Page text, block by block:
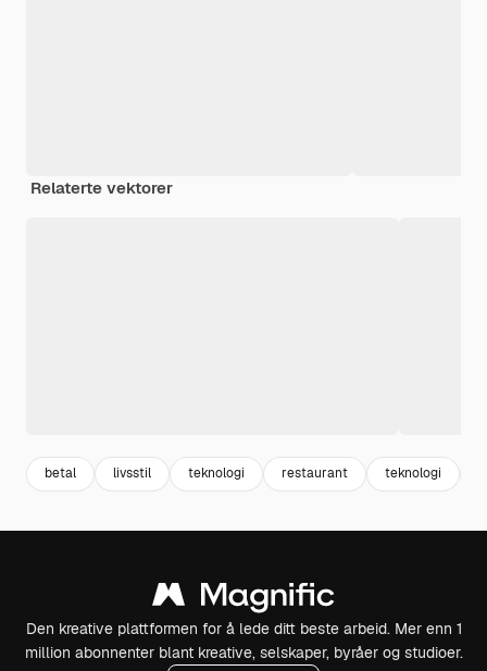
Relaterte vektorer
betal livsstil teknologi restaurant teknologi
Den kreative plattformen for å lede ditt beste arbeid. Mer enn 1
million abonnenter blant kreative, selskaper, byråer og studioer.